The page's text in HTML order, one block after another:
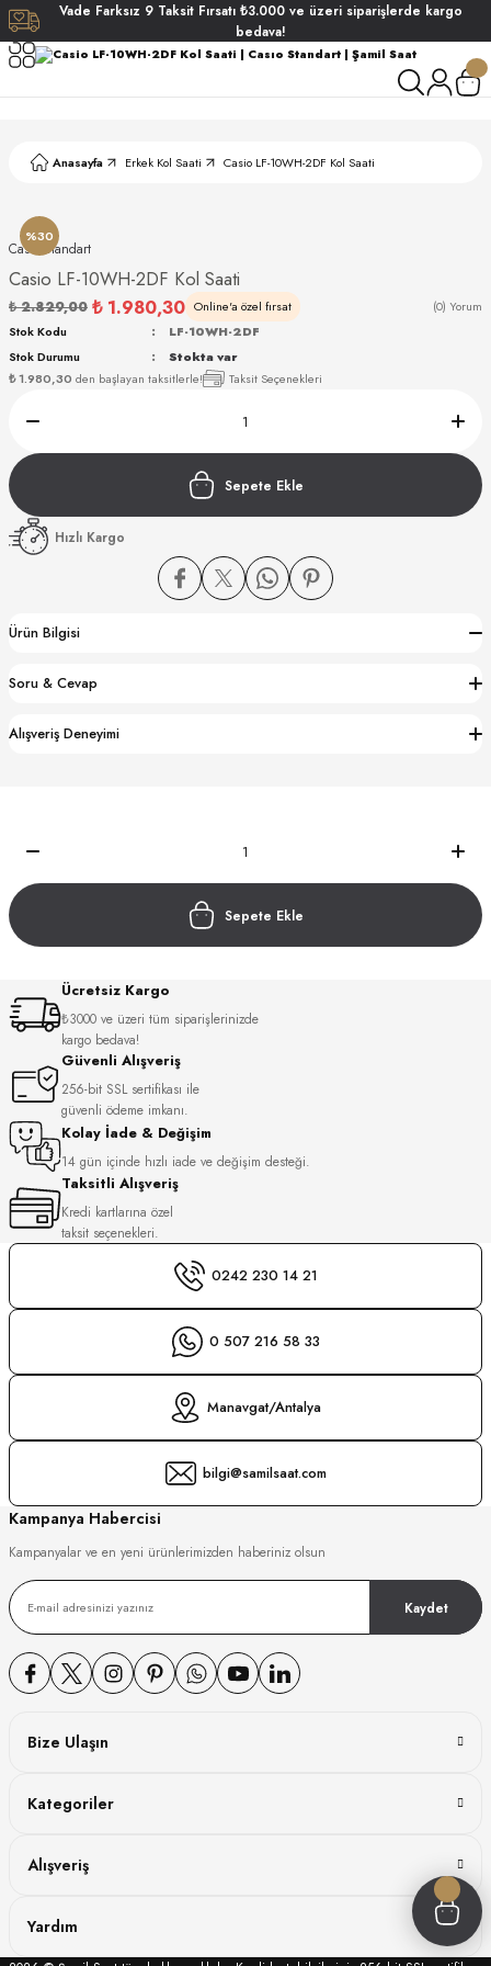
Vade Farksız 9 Taksit Fırsatı ₺3.000 ve üzeri siparişlerde kargo
bedava!
Anasayfa Erkek Kol Saati Casio LF-10WH-2DF Kol Saati
%30
Casıo Standart
Casio LF-10WH-2DF Kol Saati
₺ 2.829,00 ₺ 1.980,30 Online'a özel fırsat (0) Yorum
₺ 1.980,30 den başlayan taksitlerle! Taksit Seçenekleri
Stok Kodu
LF-10WH-2DF
Stok Durumu
Stokta var
Sepete Ekle
Hızlı Kargo
Ürün Bilgisi
Soru & Cevap
Alışveriş Deneyimi
Sepete Ekle
Ücretsiz Kargo
₺3000 ve üzeri tüm siparişlerinizde
kargo bedava!
Güvenli Alışveriş
256-bit SSL sertifikası ile
güvenli ödeme imkanı.
Kolay İade & Değişim
14 gün içinde hızlı iade ve değişim desteği.
Taksitli Alışveriş
Kredi kartlarına özel
taksit seçenekleri.
0242 230 14 21
0 507 216 58 33
Manavgat/Antalya
bilgi@samilsaat.com
Kampanya Habercisi
Kampanyalar ve en yeni ürünlerimizden haberiniz olsun
Kaydet
Bize Ulaşın
Kategoriler
Alışveriş
Yardım
WATCH
WATCH